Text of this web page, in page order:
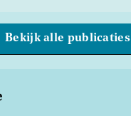
Bekijk alle publicaties